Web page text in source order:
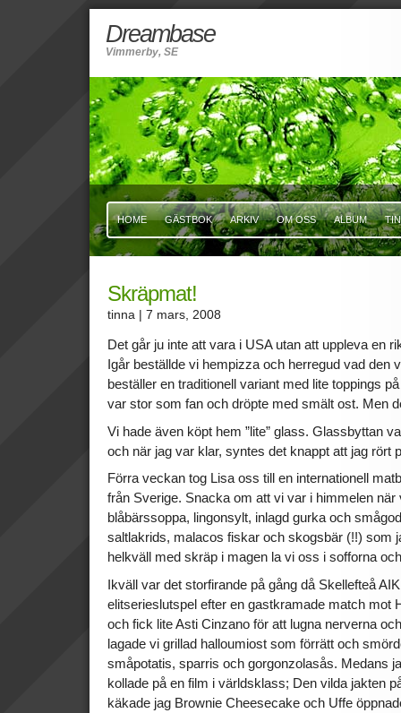
Dreambase
Vimmerby, SE
HOME GÄSTBOK ARKIV OM OSS ALBUM
Skräpmat!
tinna | 7 mars, 2008
Det går ju inte att vara i USA utan att uppleva en
Igår beställde vi hempizza och herregud vad den
beställer en traditionell variant med lite toppings
var stor som fan och dröpte med smält ost. Men
Vi hade även köpt hem ”lite” glass. Glassbyttan
och när jag var klar, syntes det knappt att jag rört
Förra veckan tog Lisa oss till en internationell
från Sverige. Snacka om att vi var i himmelen när
blåbärssoppa, lingonsylt, inlagd gurka och
saltlakrids, malacos fiskar och skogsbär (!!) som
helkväll med skräp i magen la vi oss i sofforna
Ikväll var det storfirande på gång då Skellefteå
elitserieslutspel efter en gastkramade match mot
och fick lite Asti Cinzano för att lugna nerverna
lagade vi grillad halloumiost som förrätt och
småpotatis, sparris och gorgonzolasås. Medans
kollade på en film i världsklass; Den vilda jakten
käkade jag Brownie Cheesecake och Uffe